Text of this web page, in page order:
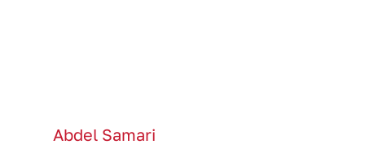
Abdel Samari